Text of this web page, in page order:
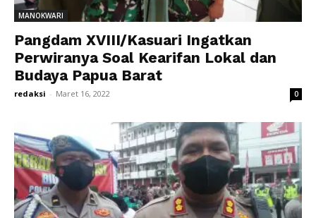
MANOKWARI
Pangdam XVIII/Kasuari Ingatkan
Perwiranya Soal Kearifan Lokal dan
Budaya Papua Barat
redaksi - Maret 16, 2022 0